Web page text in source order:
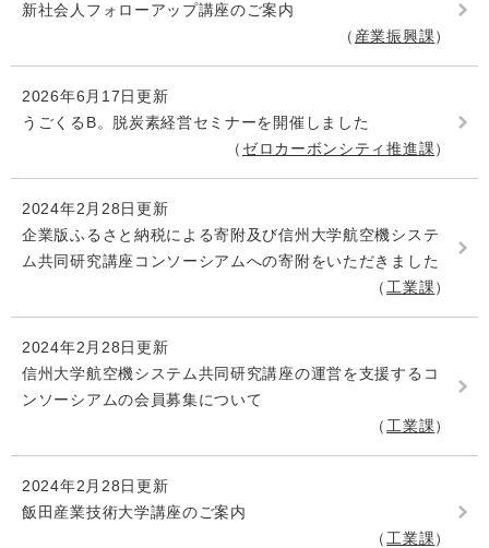
新社会人フォローアップ講座のご案内
産業振興課
2026年6月17日更新
うごくるB。脱炭素経営セミナーを開催しました
ゼロカーボンシティ推進課
2024年2月28日更新
企業版ふるさと納税による寄附及び信州大学航空機システ
ム共同研究講座コンソーシアムへの寄附をいただきました
工業課
2024年2月28日更新
信州大学航空機システム共同研究講座の運営を支援するコ
ンソーシアムの会員募集について
工業課
2024年2月28日更新
飯田産業技術大学講座のご案内
工業課